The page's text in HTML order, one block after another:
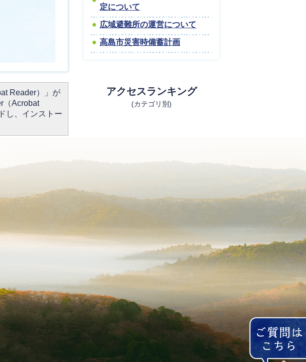
Reader）」が
（Acrobat
し、インストー
定について
広域避難所の運営について
高島市災害時備蓄計画
アクセスランキング
(カテゴリ別)